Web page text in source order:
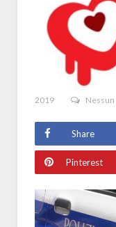
2019
Share
Pinterest